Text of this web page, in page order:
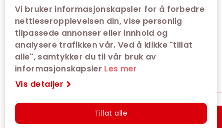
Vi bruker informasjonskapsler for å forbedre
nettleseropplevelsen din, vise personlig
tilpassede annonser eller innhold og
analysere trafikken vår. Ved å klikke "tillat
alle", samtykker du til vår bruk av
informasjonskapsler Les mer
Vis detaljer
Tillat alle